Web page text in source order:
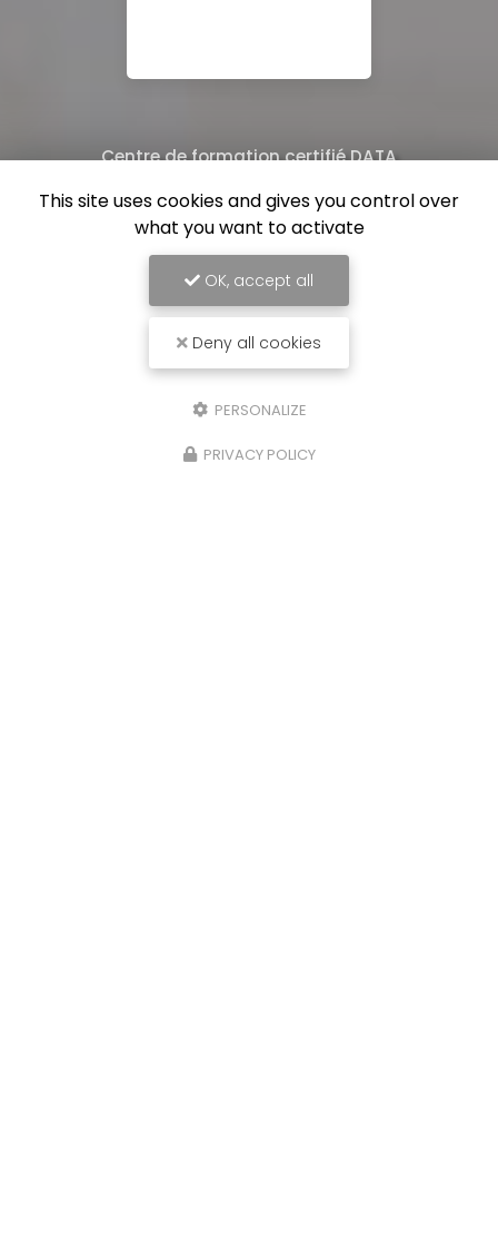
Centre de formation certifié DATA
This site uses cookies and gives you control over
what you want to activate
OK, accept all
Deny all cookies
PERSONALIZE
PRIVACY POLICY